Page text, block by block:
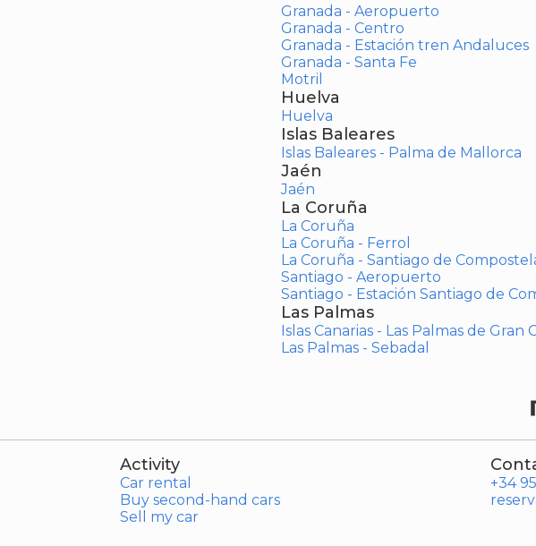
Granada - Aeropuerto
Granada - Centro
Granada - Estación tren Andaluces
Granada - Santa Fe
Motril
Huelva
Huelva
Islas Baleares
Islas Baleares - Palma de Mallorca
Jaén
Jaén
La Coruña
La Coruña
La Coruña - Ferrol
La Coruña - Santiago de
Santiago - Aeropuerto
Santiago - Estación Santiago de
Las Palmas
Islas Canarias - Las Palmas de Gran
Las Palmas - Sebadal
Activity
Car rental
Buy second-hand cars
Sell my car
+34